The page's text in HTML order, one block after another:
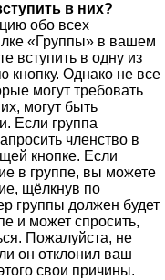
в них?
обо всех
«Группы» в вашем
вступить в одну из
кнопку. Однако не все
могут требовать
могут быть
Если группа
членство в
кнопке. Если
в группе, вы можете
щёлкнув по
группы должен будет
и может спросить,
Пожалуйста, не
он отклонил ваш
свои причины.